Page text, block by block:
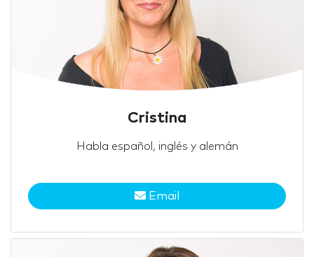
Cristina
Habla español, inglés y alemán
Email